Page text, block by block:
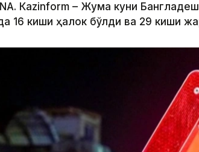
Кazinform – Жума куни
16 киши ҳалок бўлди ва 29 киши